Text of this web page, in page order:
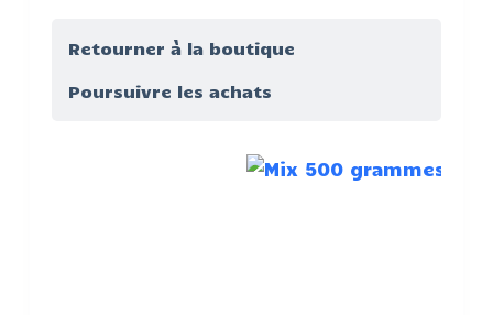
Poursuivre les achats
Retourner à la boutique